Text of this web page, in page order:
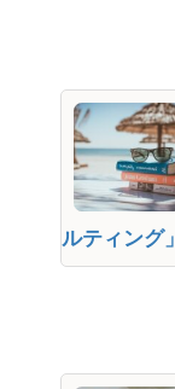
ルティング」